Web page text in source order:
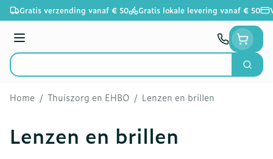
Ga naar de inhoud
Gratis verzending vanaf € 50 Gratis lokale levering vanaf € 50
Menu
Product, merk, categorie...
Zoek
Home / Thuiszorg en EHBO / Lenzen en brillen
Lenzen en brillen